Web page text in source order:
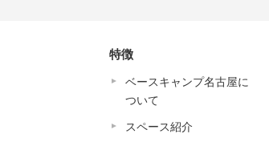
特徴
ベースキャンプ名古屋に
ついて
スペース紹介